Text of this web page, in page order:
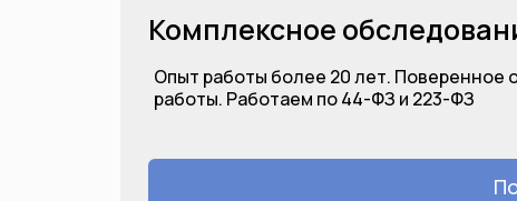
Комплексное
Опыт работы более 20 лет. Поверенное
работы. Работаем по 44-ФЗ и 223-ФЗ